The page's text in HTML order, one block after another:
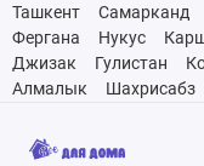
Ташкент Самарканд
Фергана
Нукус
Джизак
Гулистан
Алмалык
Шахрисабз